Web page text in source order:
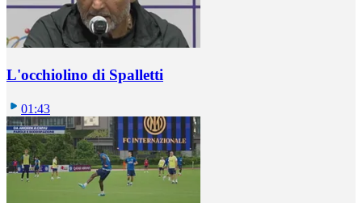
L'occhiolino di Spalletti
01:43